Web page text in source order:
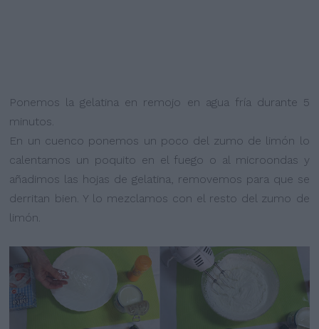
Ponemos la gelatina en remojo en agua fría durante 5
minutos.
En un cuenco ponemos un poco del zumo de limón lo
calentamos un poquito en el fuego o al microondas y
añadimos las hojas de gelatina, removemos para que se
derritan bien. Y lo mezclamos con el resto del zumo de
limón.